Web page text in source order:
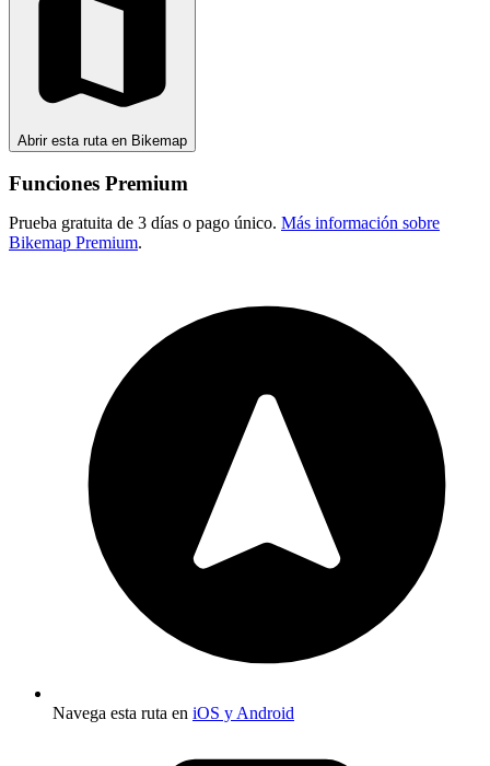
Abrir esta ruta en Bikemap
Funciones Premium
Prueba gratuita de 3 días o pago único. Más información sobre
Bikemap Premium.
Navega esta ruta en iOS y Android